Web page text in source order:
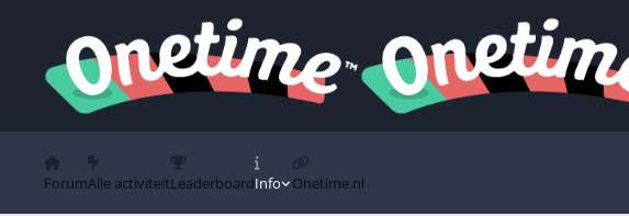
ForumAlle activiteitLeaderboardInfo Onetime.nl